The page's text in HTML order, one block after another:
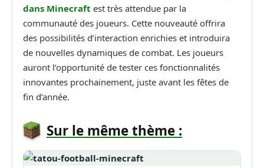
dans Minecraft est très attendue par la
communauté des joueurs. Cette nouveauté offrira
des possibilités d’interaction enrichies et introduira
de nouvelles dynamiques de combat. Les joueurs
auront l’opportunité de tester ces fonctionnalités
innovantes prochainement, juste avant les fêtes de
fin d’année.
Sur le même thème :